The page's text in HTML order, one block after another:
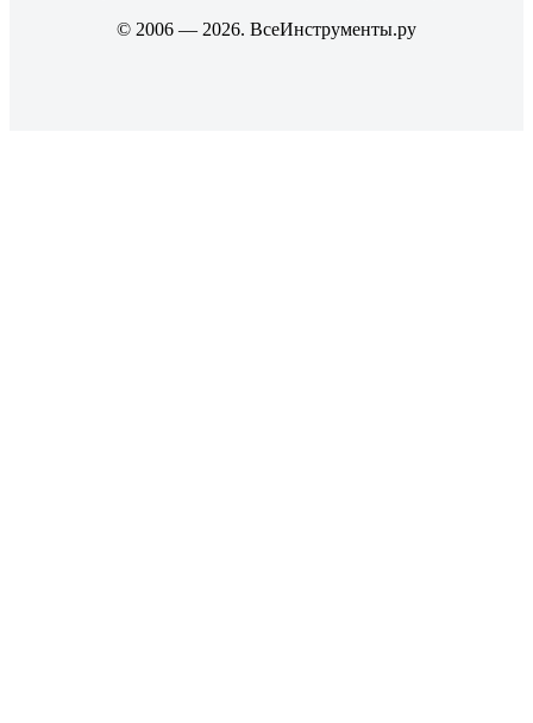
© 2006 — 2026. ВсеИнструменты.ру